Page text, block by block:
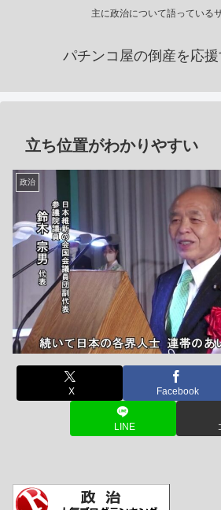
主に政治について語っている
パチンコ屋の倒産を応
立ち位置がわかりやすい
政治
X Facebook
LINE